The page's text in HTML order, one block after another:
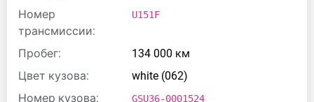
Номер
трансмиссии:
U151F
Пробег:
134 000 км
Цвет кузова:
white (062)
Номер кузова:
GSU36-0001524